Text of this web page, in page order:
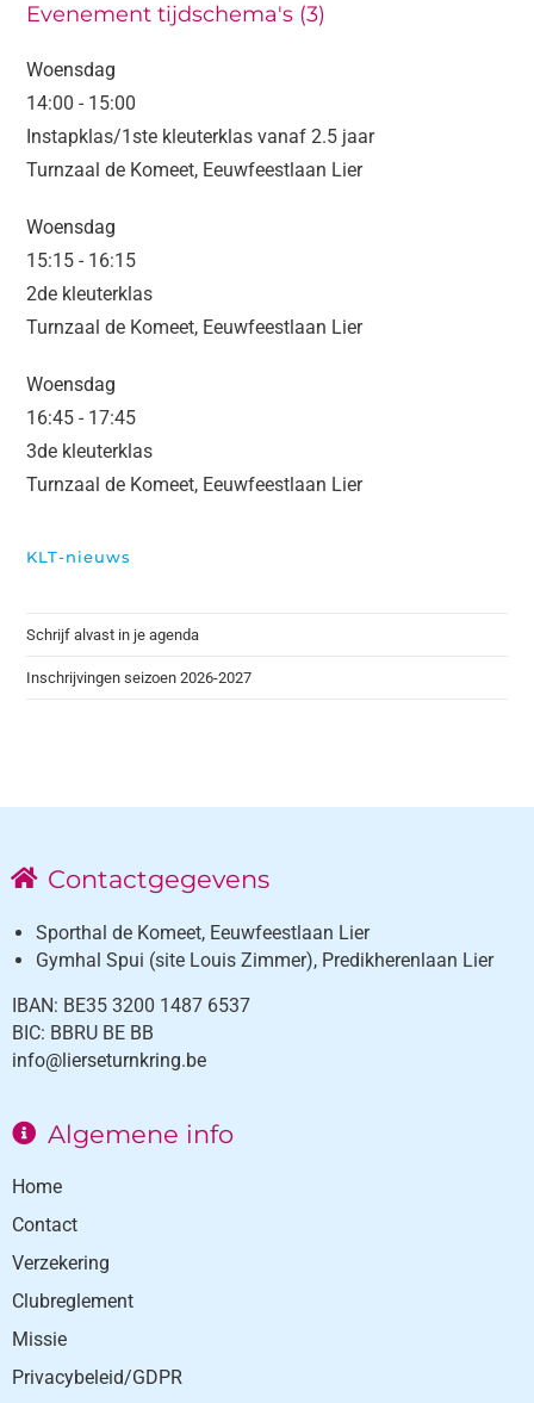
Evenement tijdschema's (3)
Woensdag
14:00 - 15:00
Instapklas/1ste kleuterklas vanaf 2.5 jaar
Turnzaal de Komeet, Eeuwfeestlaan Lier
Woensdag
15:15 - 16:15
2de kleuterklas
Turnzaal de Komeet, Eeuwfeestlaan Lier
Woensdag
16:45 - 17:45
3de kleuterklas
Turnzaal de Komeet, Eeuwfeestlaan Lier
KLT-nieuws
Schrijf alvast in je agenda
Inschrijvingen seizoen 2026-2027
Contactgegevens
Sporthal de Komeet, Eeuwfeestlaan Lier
Gymhal Spui (site Louis Zimmer), Predikherenlaan Lier
IBAN: BE35 3200 1487 6537
BIC: BBRU BE BB
info@lierseturnkring.be
Algemene info
Home
Contact
Verzekering
Clubreglement
Missie
Privacybeleid/GDPR